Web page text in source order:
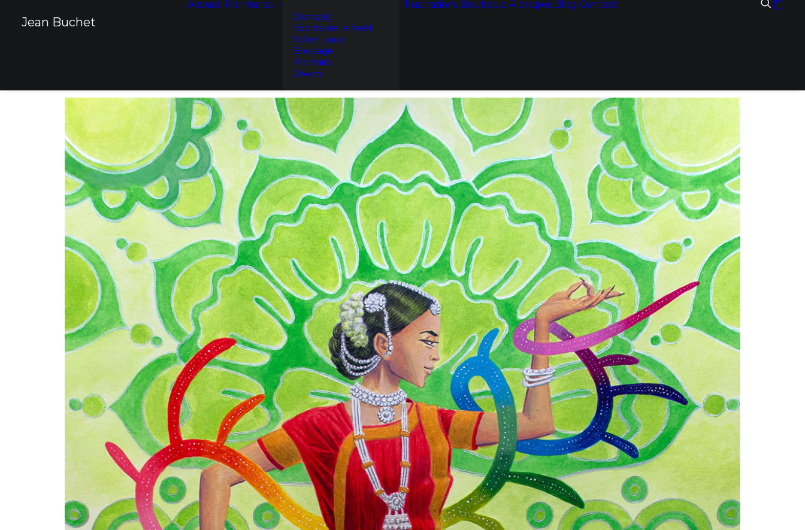
Jean Buchet
Accueil Peintures
Danse(s)
Esprits de la forêt
Sol et Luna
Envisage
Portraits
Divers
Illustrations Boutique A propos Blog Contact